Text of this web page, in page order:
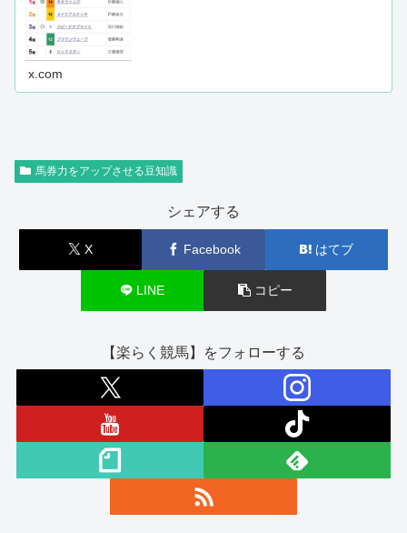
x.com
馬券力をアップさせる豆知識
シェアする
X Facebook はてブ
LINE コピー
【楽らく競馬】をフォローする